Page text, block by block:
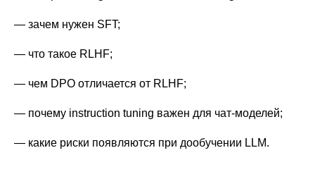
— зачем нужен SFT;
— что такое RLHF;
— чем DPO отличается от RLHF;
— почему instruction tuning важен для чат-моделей;
— какие риски появляются при дообучении LLM.